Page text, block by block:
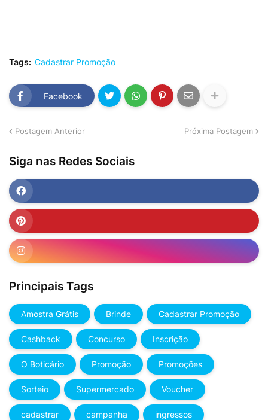
Tags: Cadastrar Promoção
Facebook
Postagem Anterior Próxima Postagem
Siga nas Redes Sociais
Principais Tags
Amostra Grátis Brinde Cadastrar Promoção
Cashback Concurso Inscrição
O Boticário Promoção Promoções
Sorteio Supermercado Voucher
cadastrar campanha ingressos